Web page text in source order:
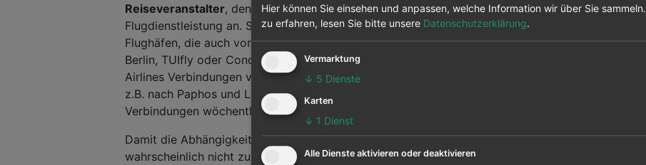
Reiseveranstalter, denn im Rahmen von Pauschalreisen bot die Airline die
Flugdienstleistung an. So sah man die Flieger von Monarch oft auf den
Flughäfen, die auch von den deutschen Charterfluggesellschaften Air
Berlin, TUIfly oder Condor bedient werden. Im Sommer bot Monarch
Airlines Verbindungen von Birmingham, London-Gatwick oder Manchester
z.B. nach Paphos und Larnaca auf Zypern an. Damit kam sie auf nahezu 25
Verbindungen wöchentlich alleine auf die "Insel der Götter".
Damit die Abhängigkeit vom saisonalen Geschäft im Charterflugbereich
wahrscheinlich nicht zu groß wird, erhöht die Fluggesellschaft die Anzahl
Abflughafen
Hier können Sie einsehen und anpassen, welche Information wir über Sie sammeln.
zu erfahren, lesen Sie bitte unsere Datenschutzerklärung.
Vermarktung
↓ 5 Dienste
Karten
↓ 1 Dienst
Alle Dienste aktivieren oder deaktivieren